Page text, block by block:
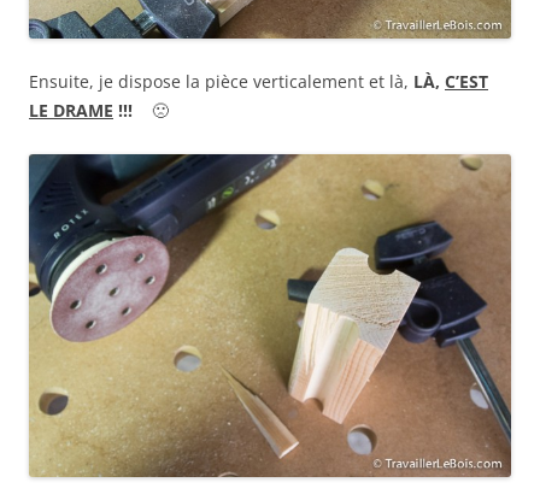
Ensuite, je dispose la pièce verticalement et là, LÀ, C’EST
LE DRAME !!! 🙁